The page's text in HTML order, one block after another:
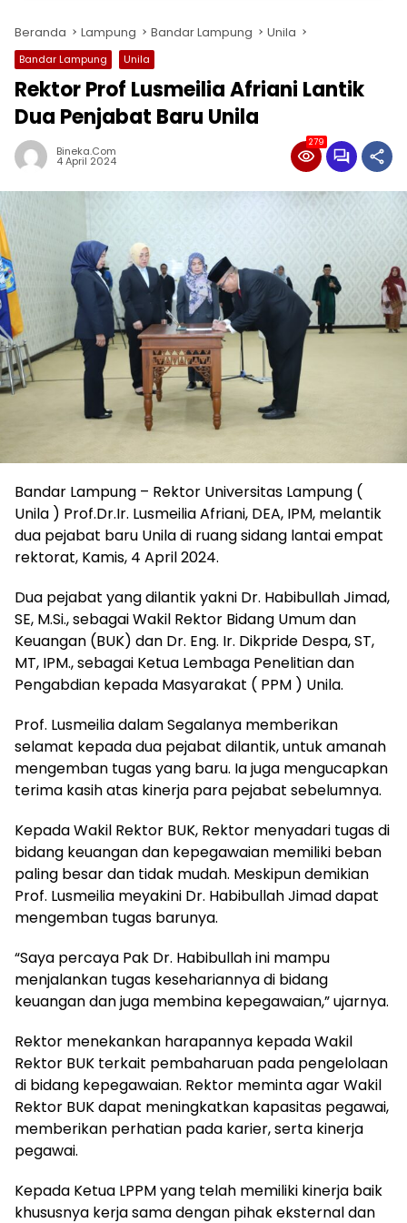
Beranda Lampung Bandar Lampung Unila
Bandar Lampung Unila
Rektor Prof Lusmeilia Afriani Lantik
Dua Penjabat Baru Unila
Bineka.com
4 April 2024
279
Bandar Lampung – Rektor Universitas Lampung (
Unila ) Prof.Dr.Ir. Lusmeilia Afriani, DEA, IPM, melantik
dua pejabat baru Unila di ruang sidang lantai empat
rektorat, Kamis, 4 April 2024.
Dua pejabat yang dilantik yakni Dr. Habibullah Jimad,
SE, M.Si., sebagai Wakil Rektor Bidang Umum dan
Keuangan (BUK) dan Dr. Eng. Ir. Dikpride Despa, ST,
MT, IPM., sebagai Ketua Lembaga Penelitian dan
Pengabdian kepada Masyarakat ( PPM ) Unila.
Prof. Lusmeilia dalam Segalanya memberikan
selamat kepada dua pejabat dilantik, untuk amanah
mengemban tugas yang baru. Ia juga mengucapkan
terima kasih atas kinerja para pejabat sebelumnya.
Kepada Wakil Rektor BUK, Rektor menyadari tugas di
bidang keuangan dan kepegawaian memiliki beban
paling besar dan tidak mudah. Meskipun demikian
Prof. Lusmeilia meyakini Dr. Habibullah Jimad dapat
mengemban tugas barunya.
“Saya percaya Pak Dr. Habibullah ini mampu
menjalankan tugas kesehariannya di bidang
keuangan dan juga membina kepegawaian,” ujarnya.
Rektor menekankan harapannya kepada Wakil
Rektor BUK terkait pembaharuan pada pengelolaan
di bidang kepegawaian. Rektor meminta agar Wakil
Rektor BUK dapat meningkatkan kapasitas pegawai,
memberikan perhatian pada karier, serta kinerja
pegawai.
Kepada Ketua LPPM yang telah memiliki kinerja baik
khususnya kerja sama dengan pihak eksternal dan